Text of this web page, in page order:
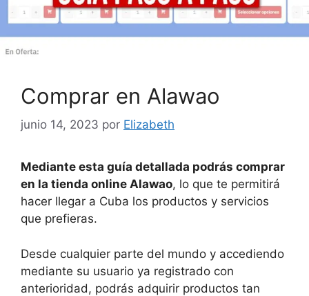
Comprar en Alawao
junio 14, 2023 por Elizabeth
Mediante esta guía detallada podrás comprar
en la tienda online Alawao, lo que te permitirá
hacer llegar a Cuba los productos y servicios
que prefieras.
Desde cualquier parte del mundo y accediendo
mediante su usuario ya registrado con
anterioridad, podrás adquirir productos tan